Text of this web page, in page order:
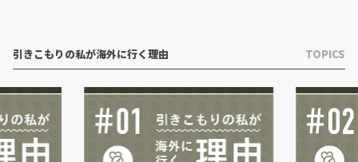
引きこもりの私が海外に行く理由 TOPICS